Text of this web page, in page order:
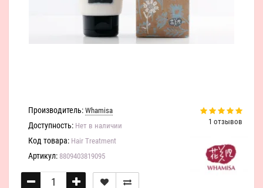
1 отзывов
Производитель: Whamisa
Доступность: Нет в наличии
Код товара: Hair Treatment
Артикул: 8809403819095